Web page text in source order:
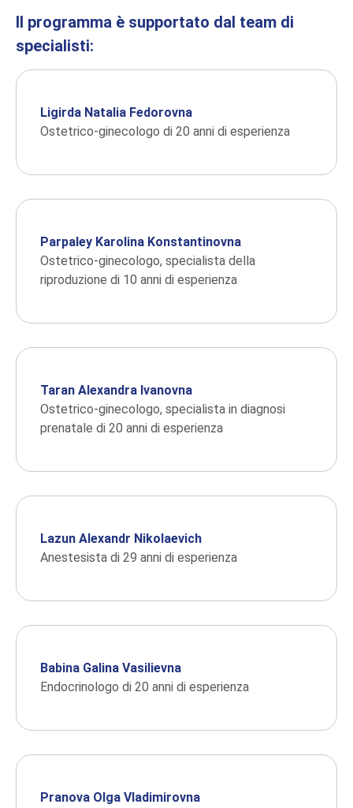
Il programma è supportato dal team di
specialisti:
Ligirda Natalia Fedorovna
Ostetrico-ginecologo di 20 anni di esperienza
Parpaley Karolina Konstantinovna
Ostetrico-ginecologo, specialista della
riproduzione di 10 anni di esperienza
Taran Alexandra Ivanovna
Ostetrico-ginecologo, specialista in diagnosi
prenatale di 20 anni di esperienza
Lazun Alexandr Nikolaevich
Anestesista di 29 anni di esperienza
Babina Galina Vasilievna
Endocrinologo di 20 anni di esperienza
Pranova Olga Vladimirovna